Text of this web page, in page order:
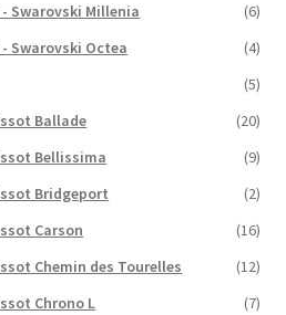
Swarovski Millenia
(6)
Swarovski Octea
(4)
(5)
Ballade
(20)
Bellissima
(9)
Bridgeport
(2)
Carson
(16)
Chemin des Tourelles
(12)
Chrono L
(7)